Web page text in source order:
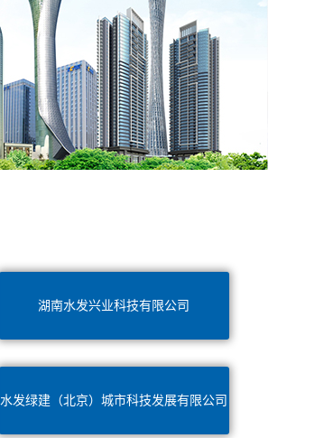
湖南水发兴业科技有限公司
水发绿建（北京）城市科技发展有限公司